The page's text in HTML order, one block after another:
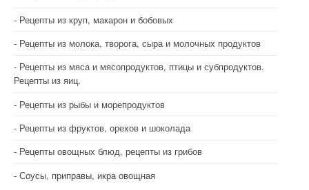
Рецепты из круп, макарон и бобовых
Рецепты из молока, творога, сыра и молочных продуктов
Рецепты из мяса и мясопродуктов, птицы и субпродуктов.
Рецепты из яиц.
Рецепты из рыбы и морепродуктов
Рецепты из фруктов, орехов и шоколада
Рецепты овощных блюд, рецепты из грибов
Соусы, приправы, икра овощная